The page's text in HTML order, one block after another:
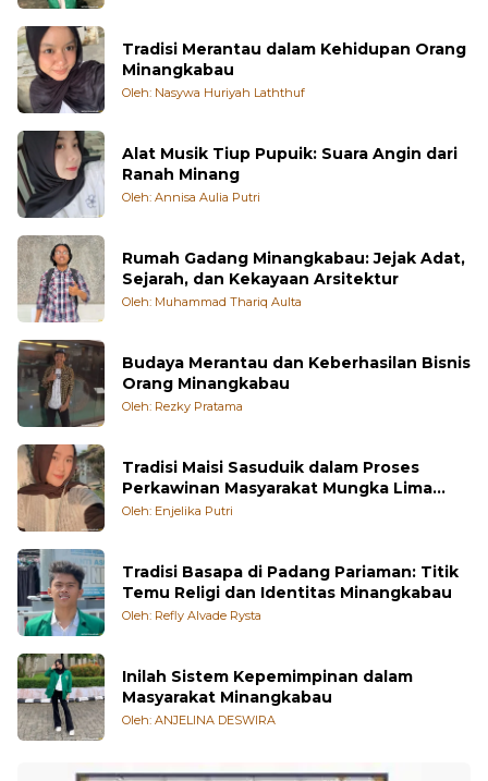
Tradisi Merantau dalam Kehidupan Orang
Minangkabau
Oleh: Nasywa Huriyah Laththuf
Alat Musik Tiup Pupuik: Suara Angin dari
Ranah Minang
Oleh: Annisa Aulia Putri
Rumah Gadang Minangkabau: Jejak Adat,
Sejarah, dan Kekayaan Arsitektur
Oleh: Muhammad Thariq Aulta
Budaya Merantau dan Keberhasilan Bisnis
Orang Minangkabau
Oleh: Rezky Pratama
Tradisi Maisi Sasuduik dalam Proses
Perkawinan Masyarakat Mungka Lima
Puluh Kota
Oleh: Enjelika Putri
Tradisi Basapa di Padang Pariaman: Titik
Temu Religi dan Identitas Minangkabau
Oleh: Refly Alvade Rysta
Inilah Sistem Kepemimpinan dalam
Masyarakat Minangkabau
Oleh: ANJELINA DESWIRA